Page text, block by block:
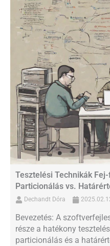
Tesztelési Technikák
Particionálás vs.
Dechandt Dóra
Bevezetés: A
része a hatékony
particionálás és a